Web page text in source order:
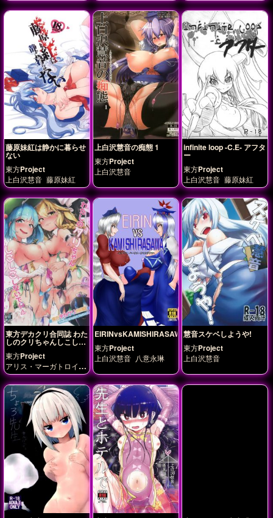
藤原妹紅は静かに暮らせ
ない
東方Project
上白沢慧音 藤原妹紅
上白沢慧音の痴態 1
東方Project
上白沢慧音
infinite loop -C.E- アフタ
ー
東方Project
上白沢慧音 藤原妹紅
東方デカクリ合同誌 わた
しのクリちゃんしこしこ
東方Project
アリス・マーガトロイ
ド チルノ ドレミー・ス
イート パチュリー・ノ
ーレッジ ミスティア・
ローレライ レミリア・
スカーレット
上白沢慧
音 今泉影狼 伊吹萃香
古明地こいし 多々良小
傘 姫海棠はたて 星熊勇
儀 比那名居天子 河城に
とり
犬走椛 秋穣子 秋
静葉
稀神サグメ
藤原妹
紅
赤蛮奇 鈴仙・優曇華
院・イナバ
鈴瑚 霧雨魔
理沙
風見幽香
魂魄妖
夢
EIRINvsKAMISHIRASAWA
東方Project
上白沢慧音 八意永琳
慧音スケベしようや!
東方Project
上白沢慧音